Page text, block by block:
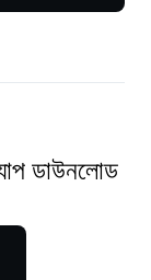
ডাউনলোড